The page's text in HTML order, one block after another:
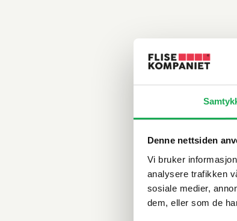
Denne nettsiden
Vi bruker
analysere trafikken
sosiale medier,
dem, eller som de